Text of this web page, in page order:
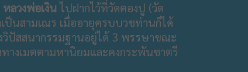
หลวงพ่อเงิน ไปฝากไว้ที่วัดตองปู (วัด
ป็นสามเณร เมื่ออายุครบบวชท่านก็ได้
ปัสสนากรรมฐานอยู่ได้ 3 พรรษาขณะ
างเมตตามหานิยมและคงกระพันชาตรี